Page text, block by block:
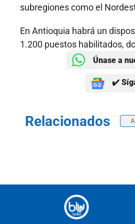
subregiones como el
En Antioquia habrá un
1.200 puestos habilitados,
Únase a
✔️
Relacionados